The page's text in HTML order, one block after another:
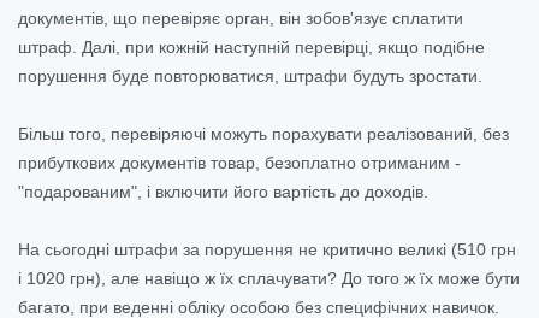
документів, що перевіряє орган, він зобов'язує сплатити
штраф. Далі, при кожній наступній перевірці, якщо подібне
порушення буде повторюватися, штрафи будуть зростати.
Більш того, перевіряючі можуть порахувати реалізований, без
прибуткових документів товар, безоплатно отриманим -
"подарованим", і включити його вартість до доходів.
На сьогодні штрафи за порушення не критично великі (510 грн
і 1020 грн), але навіщо ж їх сплачувати? До того ж їх може бути
багато, при веденні обліку особою без специфічних навичок.